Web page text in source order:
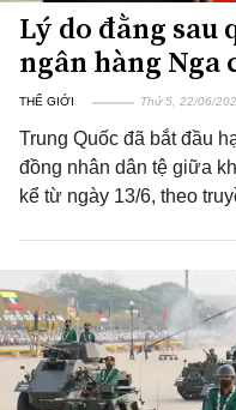
Lý do đằng sau
ngân hàng Nga
THẾ GIỚI Thứ 5, 22/06/
Trung Quốc đã bắt đầu
đồng nhân dân tệ giữa
kể từ ngày 13/6, theo